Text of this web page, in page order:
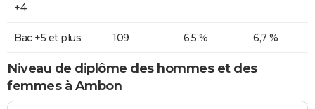
+4
Bac +5 et plus 109 6,5 % 6,7 %
Niveau de diplôme des hommes et des
femmes à Ambon